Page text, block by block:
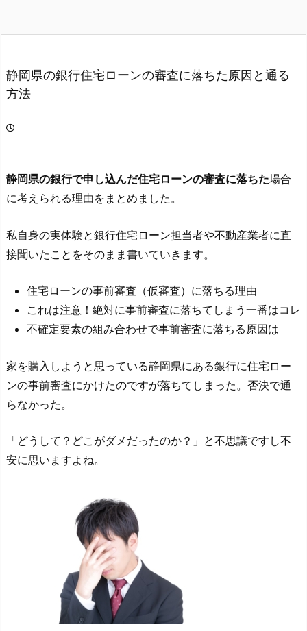
静岡県の銀行住宅ローンの審査に落ちた原因と通る
方法
静岡県の銀行で申し込んだ住宅ローンの審査に落ちた場合
に考えられる理由をまとめました。
私自身の実体験と銀行住宅ローン担当者や不動産業者に直
接聞いたことをそのまま書いていきます。
住宅ローンの事前審査（仮審査）に落ちる理由
これは注意！絶対に事前審査に落ちてしまう一番はコレ
不確定要素の組み合わせで事前審査に落ちる原因は
家を購入しようと思っている静岡県にある銀行に住宅ロー
ンの事前審査にかけたのですが落ちてしまった。否決で通
らなかった。
「どうして？どこがダメだったのか？」と不思議ですし不
安に思いますよね。